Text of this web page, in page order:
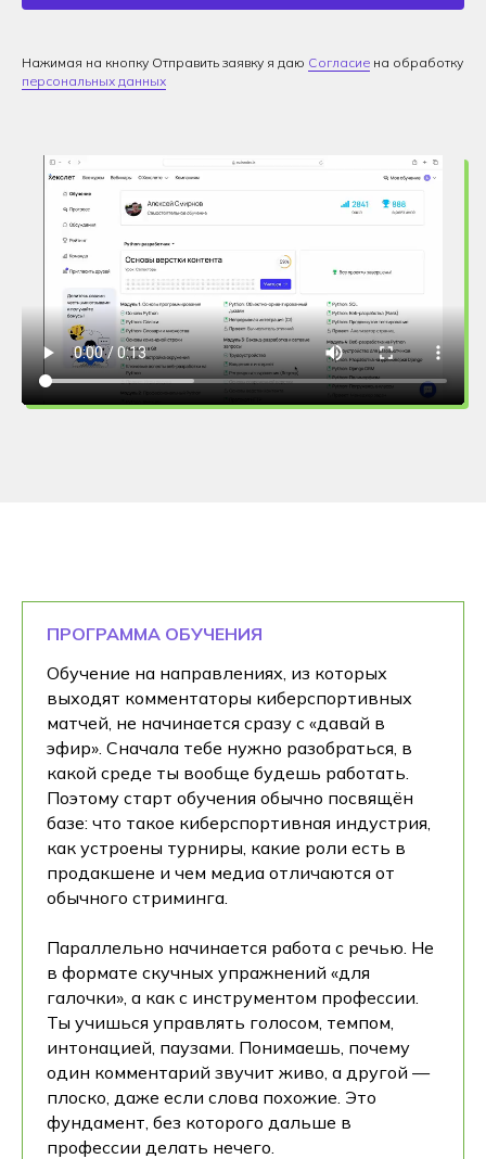
Нажимая на кнопку Отправить заявку я даю Согласие на обработку
персональных данных
ПРОГРАММА ОБУЧЕНИЯ
Обучение на направлениях, из которых
выходят комментаторы киберспортивных
матчей, не начинается сразу с «давай в
эфир». Сначала тебе нужно разобраться, в
какой среде ты вообще будешь работать.
Поэтому старт обучения обычно посвящён
базе: что такое киберспортивная индустрия,
как устроены турниры, какие роли есть в
продакшене и чем медиа отличаются от
обычного стриминга.
Параллельно начинается работа с речью. Не
в формате скучных упражнений «для
галочки», а как с инструментом профессии.
Ты учишься управлять голосом, темпом,
интонацией, паузами. Понимаешь, почему
один комментарий звучит живо, а другой —
плоско, даже если слова похожие. Это
фундамент, без которого дальше в
профессии делать нечего.